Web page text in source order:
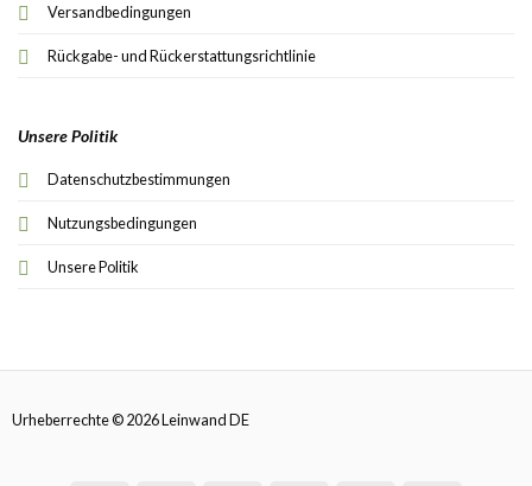
Versandbedingungen
Rückgabe- und Rückerstattungsrichtlinie
Unsere Politik
Datenschutzbestimmungen
Nutzungsbedingungen
Unsere Politik
Urheberrechte © 2026 Leinwand DE